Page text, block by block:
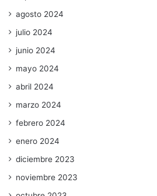
agosto 2024
julio 2024
junio 2024
mayo 2024
abril 2024
marzo 2024
febrero 2024
enero 2024
diciembre 2023
noviembre 2023